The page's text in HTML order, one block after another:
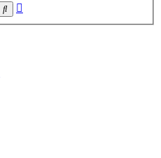
Поиск